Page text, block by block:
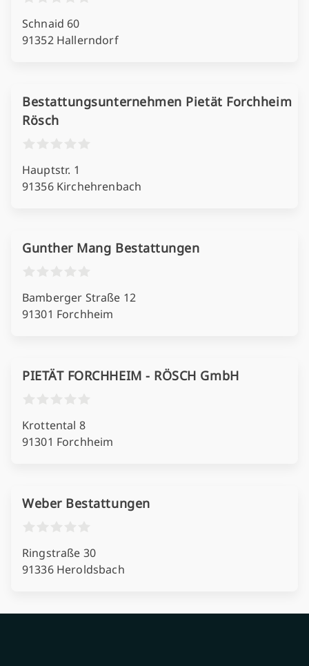
Schnaid 60
91352 Hallerndorf
Bestattungsunternehmen Pietät Forchheim
Rösch
Hauptstr. 1
91356 Kirchehrenbach
Gunther Mang Bestattungen
Bamberger Straße 12
91301 Forchheim
PIETÄT FORCHHEIM - RÖSCH GmbH
Krottental 8
91301 Forchheim
Weber Bestattungen
Ringstraße 30
91336 Heroldsbach